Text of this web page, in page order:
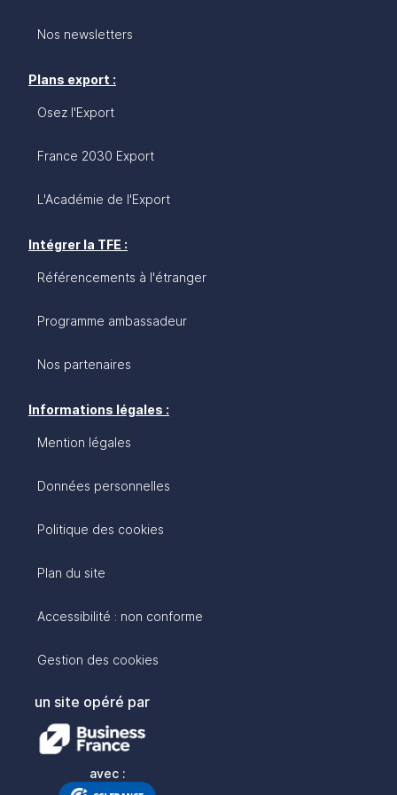
Nos newsletters
Plans export :
Osez l'Export
France 2030 Export
L'Académie de l'Export
Intégrer la TFE :
Référencements à l'étranger
Programme ambassadeur
Nos partenaires
Informations légales :
Mention légales
Données personnelles
Politique des cookies
Plan du site
Accessibilité : non conforme
Gestion des cookies
un site opéré par
avec :